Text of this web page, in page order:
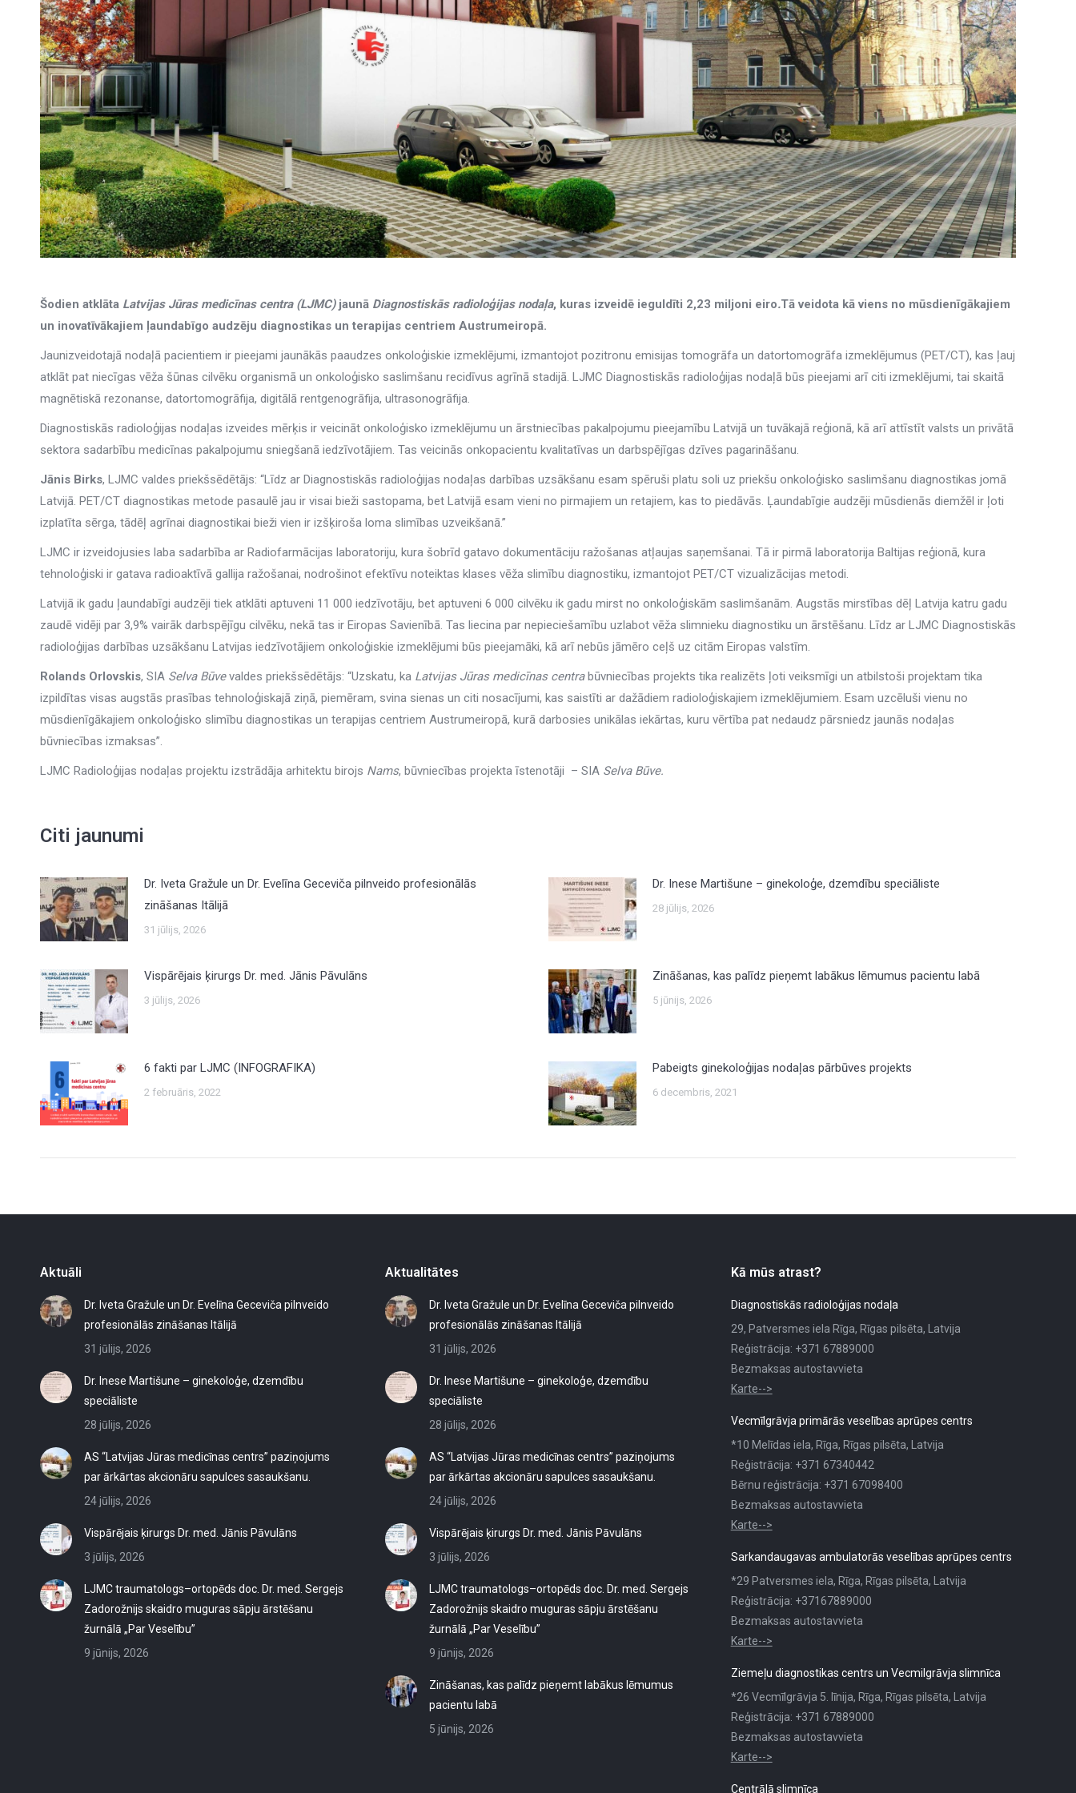
Šodien atklāta Latvijas Jūras medicīnas centra (LJMC) jaunā Diagnostiskās radioloģijas nodaļa, kuras izveidē ieguldīti 2,23 miljoni eiro.Tā veidota kā viens no mūsdienīgākajiem
un inovatīvākajiem ļaundabīgo audzēju diagnostikas un terapijas centriem Austrumeiropā.
Jaunizveidotajā nodaļā pacientiem ir pieejami jaunākās paaudzes onkoloģiskie izmeklējumi, izmantojot pozitronu emisijas tomogrāfa un datortomogrāfa izmeklējumus (PET/CT), kas ļauj
atklāt pat niecīgas vēža šūnas cilvēku organismā un onkoloģisko saslimšanu recidīvus agrīnā stadijā. LJMC Diagnostiskās radioloģijas nodaļā būs pieejami arī citi izmeklējumi, tai skaitā
magnētiskā rezonanse, datortomogrāfija, digitālā rentgenogrāfija, ultrasonogrāfija.
Diagnostiskās radioloģijas nodaļas izveides mērķis ir veicināt onkoloģisko izmeklējumu un ārstniecības pakalpojumu pieejamību Latvijā un tuvākajā reģionā, kā arī attīstīt valsts un privātā
sektora sadarbību medicīnas pakalpojumu sniegšanā iedzīvotājiem. Tas veicinās onkopacientu kvalitatīvas un darbspējīgas dzīves pagarināšanu.
Jānis Birks, LJMC valdes priekšsēdētājs: “Līdz ar Diagnostiskās radioloģijas nodaļas darbības uzsākšanu esam spēruši platu soli uz priekšu onkoloģisko saslimšanu diagnostikas jomā
Latvijā. PET/CT diagnostikas metode pasaulē jau ir visai bieži sastopama, bet Latvijā esam vieni no pirmajiem un retajiem, kas to piedāvās. Ļaundabīgie audzēji mūsdienās diemžēl ir ļoti
izplatīta sērga, tādēļ agrīnai diagnostikai bieži vien ir izšķiroša loma slimības uzveikšanā.”
LJMC ir izveidojusies laba sadarbība ar Radiofarmācijas laboratoriju, kura šobrīd gatavo dokumentāciju ražošanas atļaujas saņemšanai. Tā ir pirmā laboratorija Baltijas reģionā, kura
tehnoloģiski ir gatava radioaktīvā gallija ražošanai, nodrošinot efektīvu noteiktas klases vēža slimību diagnostiku, izmantojot PET/CT vizualizācijas metodi.
Latvijā ik gadu ļaundabīgi audzēji tiek atklāti aptuveni 11 000 iedzīvotāju, bet aptuveni 6 000 cilvēku ik gadu mirst no onkoloģiskām saslimšanām. Augstās mirstības dēļ Latvija katru gadu
zaudē vidēji par 3,9% vairāk darbspējīgu cilvēku, nekā tas ir Eiropas Savienībā. Tas liecina par nepieciešamību uzlabot vēža slimnieku diagnostiku un ārstēšanu. Līdz ar LJMC Diagnostiskās
radioloģijas darbības uzsākšanu Latvijas iedzīvotājiem onkoloģiskie izmeklējumi būs pieejamāki, kā arī nebūs jāmēro ceļš uz citām Eiropas valstīm.
Rolands Orlovskis, SIA Selva Būvevaldes priekšsēdētājs: “Uzskatu, ka Latvijas Jūras medicīnas centrabūvniecības projekts tika realizēts ļoti veiksmīgi un atbilstoši projektam tika
izpildītas visas augstās prasības tehnoloģiskajā ziņā, piemēram, svina sienas un citi nosacījumi, kas saistīti ar dažādiem radioloģiskajiem izmeklējumiem. Esam uzcēluši vienu no
mūsdienīgākajiem onkoloģisko slimību diagnostikas un terapijas centriem Austrumeiropā, kurā darbosies unikālas iekārtas, kuru vērtība pat nedaudz pārsniedz jaunās nodaļas
būvniecības izmaksas”.
LJMC Radioloģijas nodaļas projektu izstrādāja arhitektu birojs Nams, būvniecības projekta īstenotāji – SIA Selva Būve.
Citi jaunumi
Dr. Iveta Gražule un Dr. Evelīna Geceviča pilnveido profesionālās
zināšanas Itālijā
31 jūlijs, 2026
Dr. Inese Martišune – ginekoloģe, dzemdību speciāliste
28 jūlijs, 2026
Vispārējais ķirurgs Dr. med. Jānis Pāvulāns
3 jūlijs, 2026
Zināšanas, kas palīdz pieņemt labākus lēmumus pacientu labā
5 jūnijs, 2026
6 fakti par LJMC (INFOGRAFIKA)
2 februāris, 2022
Pabeigts ginekoloģijas nodaļas pārbūves projekts
6 decembris, 2021
Aktuāli
Dr. Iveta Gražule un Dr. Evelīna Geceviča pilnveido
profesionālās zināšanas Itālijā
31 jūlijs, 2026
Dr. Inese Martišune – ginekoloģe, dzemdību
speciāliste
28 jūlijs, 2026
AS “Latvijas Jūras medicīnas centrs” paziņojums
par ārkārtas akcionāru sapulces sasaukšanu.
24 jūlijs, 2026
Vispārējais ķirurgs Dr. med. Jānis Pāvulāns
3 jūlijs, 2026
LJMC traumatologs–ortopēds doc. Dr. med. Sergejs
Zadorožnijs skaidro muguras sāpju ārstēšanu
žurnālā „Par Veselību”
9 jūnijs, 2026
Aktualitātes
Dr. Iveta Gražule un Dr. Evelīna Geceviča pilnveido
profesionālās zināšanas Itālijā
31 jūlijs, 2026
Dr. Inese Martišune – ginekoloģe, dzemdību
speciāliste
28 jūlijs, 2026
AS “Latvijas Jūras medicīnas centrs” paziņojums
par ārkārtas akcionāru sapulces sasaukšanu.
24 jūlijs, 2026
Vispārējais ķirurgs Dr. med. Jānis Pāvulāns
3 jūlijs, 2026
LJMC traumatologs–ortopēds doc. Dr. med. Sergejs
Zadorožnijs skaidro muguras sāpju ārstēšanu
žurnālā „Par Veselību”
9 jūnijs, 2026
Zināšanas, kas palīdz pieņemt labākus lēmumus
pacientu labā
5 jūnijs, 2026
Kā mūs atrast?
Diagnostiskās radioloģijas nodaļa
29, Patversmes iela Rīga, Rīgas pilsēta, Latvija
Reģistrācija: +371 67889000
Bezmaksas autostavvieta
Karte-->
Vecmīlgrāvja primārās veselības aprūpes centrs
*10 Melīdas iela, Rīga, Rīgas pilsēta, Latvija
Reģistrācija: +371 67340442
Bērnu reģistrācija: +371 67098400
Bezmaksas autostavvieta
Karte-->
Sarkandaugavas ambulatorās veselības aprūpes centrs
*29 Patversmes iela, Rīga, Rīgas pilsēta, Latvija
Reģistrācija: +37167889000
Bezmaksas autostavvieta
Karte-->
Ziemeļu diagnostikas centrs un Vecmilgrāvja slimnīca
*26 Vecmīlgrāvja 5. līnija, Rīga, Rīgas pilsēta, Latvija
Reģistrācija: +371 67889000
Bezmaksas autostavvieta
Karte-->
Centrālā slimnīca